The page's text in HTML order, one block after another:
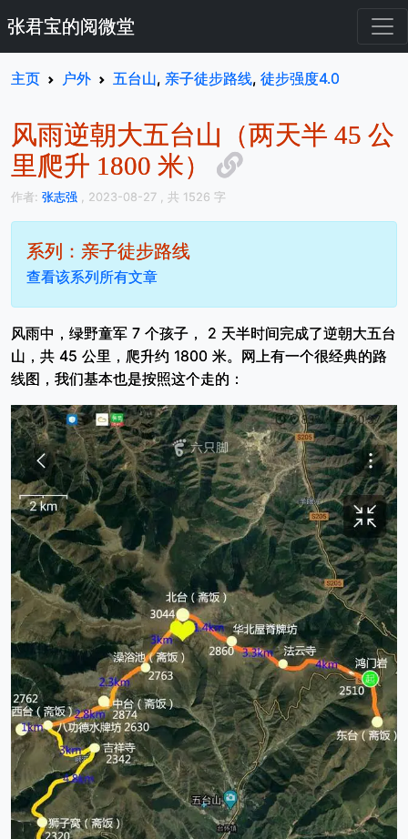
张君宝的阅微堂
主页 户外 五台山, 亲子徒步路线, 徒步强度4.0
风雨逆朝大五台山（两天半 45 公
里爬升 1800 米）
作者: 张志强 , 2023-08-27 , 共 1526 字
系列：亲子徒步路线
查看该系列所有文章
风雨中，绿野童军 7 个孩子， 2 天半时间完成了逆朝大五台
山，共 45 公里，爬升约 1800 米。网上有一个很经典的路
线图，我们基本也是按照这个走的：